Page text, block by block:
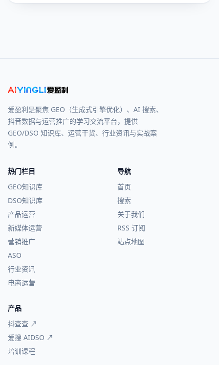
爱盈利是聚焦 GEO（生成式引擎优化）、AI 搜索、
抖音数据与运营推广的学习交流平台，提供
GEO/DSO 知识库、运营干货、行业资讯与实战案
例。
热门栏目
GEO知识库
DSO知识库
产品运营
新媒体运营
营销推广
ASO
行业资讯
电商运营
导航
首页
搜索
关于我们
RSS 订阅
站点地图
产品
抖查查 ↗
爱搜 AIDSO ↗
培训课程